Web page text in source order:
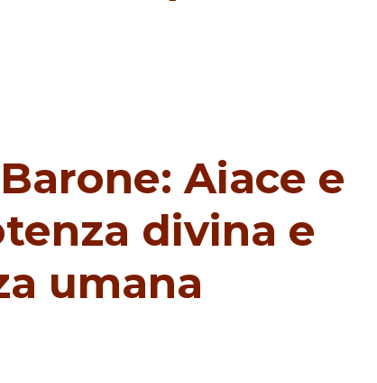
Aiace e
divina e
umana